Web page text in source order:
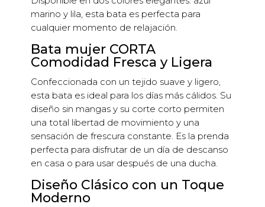
marino y lila, esta bata es perfecta para
cualquier momento de relajación.
Bata mujer CORTA
Comodidad Fresca y Ligera
Confeccionada con un tejido suave y ligero,
esta bata es ideal para los días más cálidos. Su
diseño sin mangas y su corte corto permiten
una total libertad de movimiento y una
sensación de frescura constante. Es la prenda
perfecta para disfrutar de un día de descanso
en casa o para usar después de una ducha.
Diseño Clásico con un Toque
Moderno